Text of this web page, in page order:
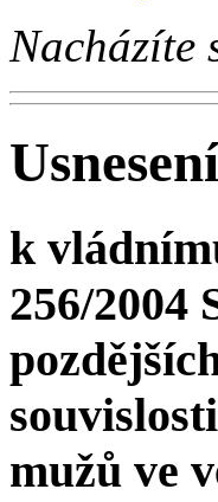
Nacházíte
k
256/2004
mužů ve